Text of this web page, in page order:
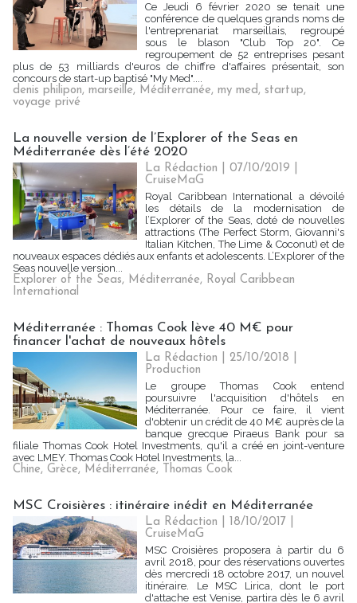
Ce Jeudi 6 février 2020 se tenait une
conférence de quelques grands noms de
l'entreprenariat marseillais, regroupé
sous le blason "Club Top 20". Ce
regroupement de 52 entreprises pesant
plus de 53 milliards d'euros de chiffre d'affaires présentait, son
concours de start-up baptisé "My Med"....
denis philipon, marseille, Méditerranée, my med, startup,
voyage privé
La nouvelle version de l’Explorer of the Seas en
Méditerranée dès l’été 2020
La Rédaction | 07/10/2019
CruiseMaG
Royal Caribbean International a dévoilé
les détails de la modernisation de
l’Explorer of the Seas, doté de nouvelles
attractions (The Perfect Storm, Giovanni's
Italian Kitchen, The Lime & Coconut) et de
nouveaux espaces dédiés aux enfants et adolescents. L’Explorer of the
Seas nouvelle version...
Explorer of the Seas, Méditerranée, Royal Caribbean
International
Méditerranée : Thomas Cook lève 40 M€ pour
financer l'achat de nouveaux hôtels
La Rédaction | 25/10/2018
Production
Le groupe Thomas Cook entend
poursuivre l'acquisition d'hôtels en
Méditerranée. Pour ce faire, il vient
d'obtenir un crédit de 40 M€ auprès de la
banque grecque Piraeus Bank pour sa
filiale Thomas Cook Hotel Investments, qu'il a créé en joint-venture
avec LMEY. Thomas Cook Hotel Investments, la...
Chine, Grèce, Méditerranée, Thomas Cook
MSC Croisières : itinéraire inédit en Méditerranée
La Rédaction | 18/10/2017
CruiseMaG
MSC Croisières proposera à partir du 6
avril 2018, pour des réservations ouvertes
dès mercredi 18 octobre 2017, un nouvel
itinéraire. Le MSC Lirica, dont le port
d'attache est Venise, partira dès le 6 avril